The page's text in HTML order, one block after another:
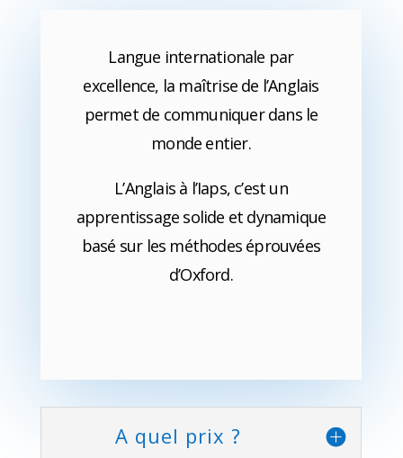
Langue internationale par
excellence, la maîtrise de l’Anglais
permet de communiquer dans le
monde entier.
L’Anglais à l’Iaps, c’est un
apprentissage solide et dynamique
basé sur les méthodes éprouvées
d’Oxford.
A quel prix ?